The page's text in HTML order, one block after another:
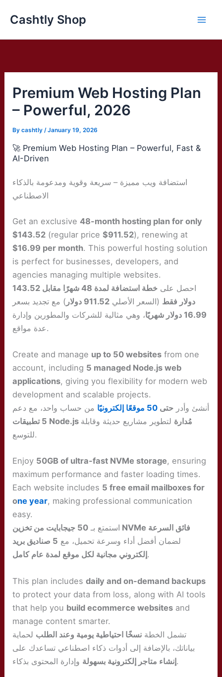
Cashtly Shop
Premium Web Hosting Plan
– Powerful, 2026
Bycashtly /January 19, 2026
🚀 Premium Web Hosting Plan – Powerful, Fast &
AI-Driven
استضافة ويب مميزة – سريعة وقوية ومدعومة بالذكاء
الاصطناعي
Get an exclusive48-month hosting plan for only
$143.52 (regular price$911.52), renewing at
$16.99 per month. This powerful hosting solution
is perfect for businesses, developers, and
agencies managing multiple websites.
احصل على
خطة استضافة لمدة 48 شهرًا مقابل 143.52
دولار فقط (السعر الأصلي 911.52 دولار
) مع تجديد بسعر
16.99 دولار شهريًا
، وهي مثالية للشركات والمطورين وإدارة
عدة مواقع.
Create and manage up to 50 websites from one
account, including 5 managed Node.js web
applications, giving you flexibility for modern web
development and scalable projects.
أنشئ وأدر حتى 50 موقعًا إلكترونيًا
من حساب واحد، مع دعم
5 تطبيقات Node.js مُدارة لتطوير مشاريع حديثة وقابلة
للتوسع.
Enjoy 50GB of ultra-fast NVMe storage, ensuring
maximum performance and faster loading times.
Each website includes 5 free email mailboxes for
one year, making professional communication
easy.
استمتع بـ
50 جيجابايت من تخزين NVMe فائق السرعة
لضمان أفضل أداء وسرعة تحميل، مع
5 صناديق بريد
إلكتروني مجانية لكل موقع لمدة عام كامل.
This plan includesdaily and on-demand backups
to protect your data from loss, along with AI tools
that help you build ecommerce websites and
manage content smarter.
تشمل الخطة نسخًا احتياطية يومية وعند الطلب لحماية
بياناتك، بالإضافة إلى أدوات ذكاء اصطناعي تساعدك على
إنشاء متاجر إلكترونية بسهولةوإدارة المحتوى بذكاء.